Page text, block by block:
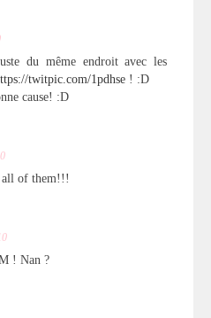
du même endroit avec les
twitpic.com/1pdhse ! :D
cause! :D
of them!!!
! Nan ?